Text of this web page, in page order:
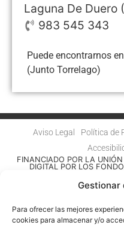
Gestionar
Para ofrecer las mejores
cookies para almacenar y/o
Laguna De Duero
983 545 343
Puede encontrarnos
(Junto Torrelago)
Aviso Legal Política de
FINANCIADO POR LA
DIGITAL POR LOS